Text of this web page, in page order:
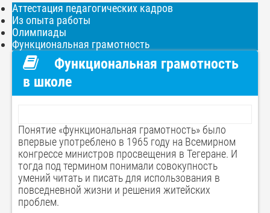
Аттестация педагогических кадров
Из опыта работы
Олимпиады
Функциональная грамотность
Функциональная грамотность
в школе
Понятие «функциональная грамотность» было
впервые употреблено в 1965 году на Всемирном
конгрессе министров просвещения в Тегеране. И
тогда под термином понимали совокупность
умений читать и писать для использования в
повседневной жизни и решения житейских
проблем.